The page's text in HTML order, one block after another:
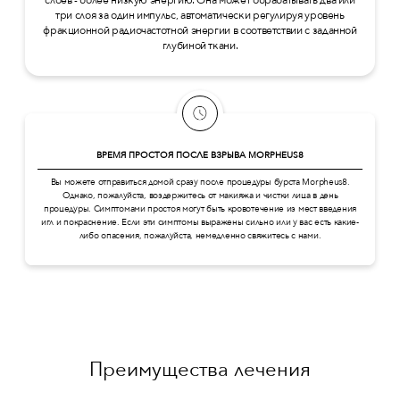
три слоя за один импульс, автоматически регулируя уровень
фракционной радиочастотной энергии в соответствии с заданной
глубиной ткани.
ВРЕМЯ ПРОСТОЯ ПОСЛЕ ВЗРЫВА MORPHEUS8
Вы можете отправиться домой сразу после процедуры бурста Morpheus8.
Однако, пожалуйста, воздержитесь от макияжа и чистки лица в день
процедуры. Симптомами простоя могут быть кровотечение из мест введения
игл и покраснение. Если эти симптомы выражены сильно или у вас есть какие-
либо опасения, пожалуйста, немедленно свяжитесь с нами.
Преимущества лечения